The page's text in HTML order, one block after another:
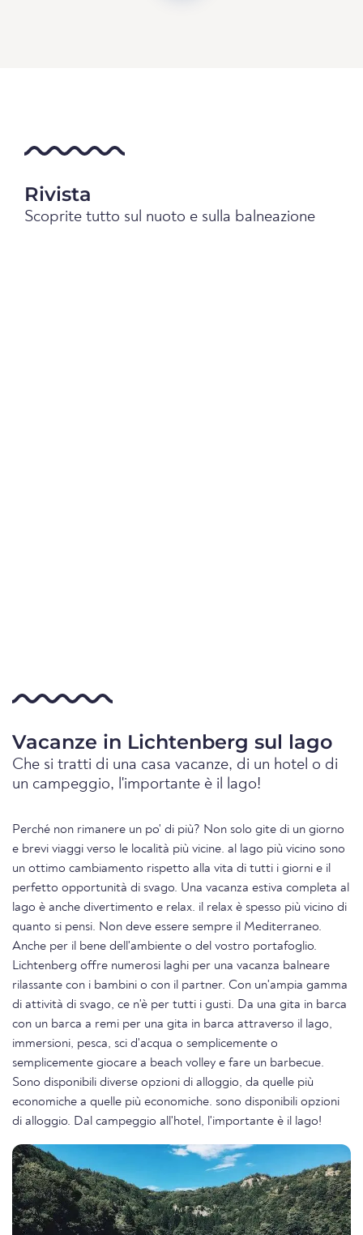
Rivista
Scoprite tutto sul nuoto e sulla balneazione
Vacanze in Lichtenberg sul lago
Che si tratti di una casa vacanze, di un hotel o di
un campeggio, l'importante è il lago!
Perché non rimanere un po' di più? Non solo gite di un giorno
e brevi viaggi verso le località più vicine. al lago più vicino sono
un ottimo cambiamento rispetto alla vita di tutti i giorni e il
perfetto opportunità di svago. Una vacanza estiva completa al
lago è anche divertimento e relax. il relax è spesso più vicino di
quanto si pensi. Non deve essere sempre il Mediterraneo.
Anche per il bene dell'ambiente o del vostro portafoglio.
Lichtenberg offre numerosi laghi per una vacanza balneare
rilassante con i bambini o con il partner. Con un'ampia gamma
di attività di svago, ce n'è per tutti i gusti. Da una gita in barca
con un barca a remi per una gita in barca attraverso il lago,
immersioni, pesca, sci d'acqua o semplicemente o
semplicemente giocare a beach volley e fare un barbecue.
Sono disponibili diverse opzioni di alloggio, da quelle più
economiche a quelle più economiche. sono disponibili opzioni
di alloggio. Dal campeggio all'hotel, l'importante è il lago!